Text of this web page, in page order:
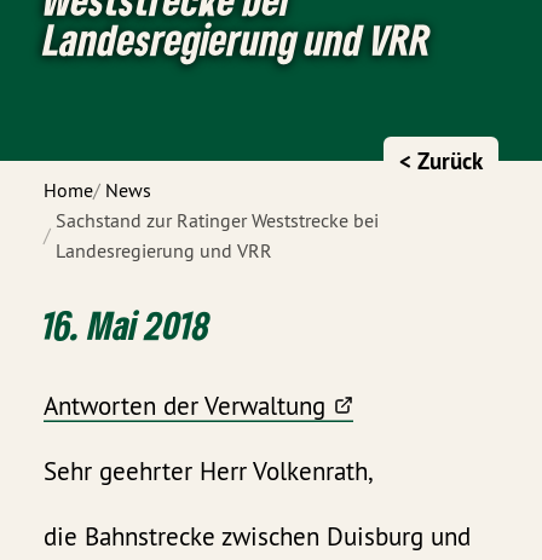
Landesregierung und VRR
Home News
Sachstand zur Ratinger Weststrecke bei
Landesregierung und VRR
< Zurück
16. Mai 2018
Antworten der Verwaltung
Sehr geehrter Herr Volkenrath,
die Bahnstrecke zwischen Duisburg und